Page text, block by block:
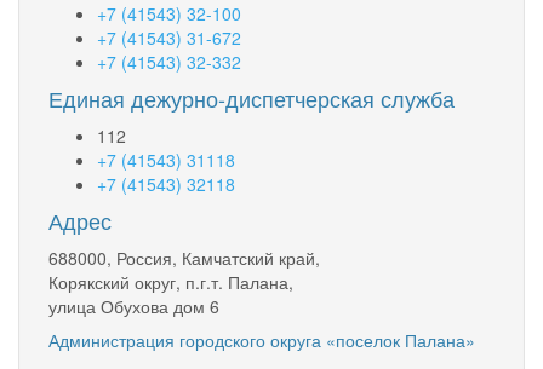
+7 (41543) 32-100
+7 (41543) 31-672
+7 (41543) 32-332
Единая дежурно-диспетчерская служба
112
+7 (41543) 31118
+7 (41543) 32118
Адрес
688000, Россия, Камчатский край,
Корякский округ, п.г.т. Палана,
улица Обухова дом 6
Администрация городского округа «поселок Палана»